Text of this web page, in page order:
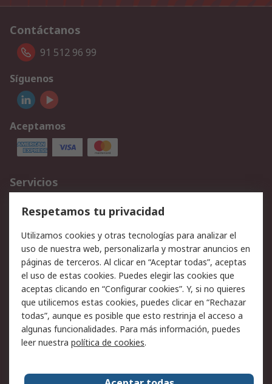
Contáctanos
91 512 96 99
Síguenos
Aceptamos
Servicios
Cómo realizar pedidos
Devoluciones
Facturación y pago
Ofertas
Soporte técnico
Legal
Aviso legal
Política de privacidad -
Actualizada
Política sobre cookies
Seguridad de emails
Certificaciones de
Condiciones de venta
Respetamos tu privacidad
Utilizamos cookies y otras tecnologías para analizar el
uso de nuestra web, personalizarla y mostrar anuncios en
páginas de terceros. Al clicar en “Aceptar todas”, aceptas
el uso de estas cookies. Puedes elegir las cookies que
aceptas clicando en “Configurar cookies”. Y, si no quieres
que utilicemos estas cookies, puedes clicar en “Rechazar
todas”, aunque es posible que esto restrinja el acceso a
algunas funcionalidades. Para más información, puedes
leer nuestra política de cookies.